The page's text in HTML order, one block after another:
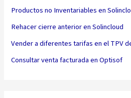
Productos no Inventariables en
Rehacer cierre anterior en Solincloud
Vender a diferentes tarifas en el TPV
Consultar venta facturada en Optisof